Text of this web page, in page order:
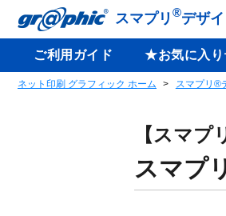
スマプリ ®デザ
ご利用ガイド ★お気に入り
ネット印刷 グラフィック ホーム スマプリ®
【スマプ
スマプ